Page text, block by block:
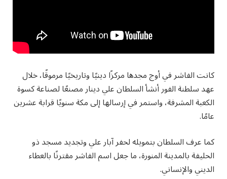
كانت الفاشر في أوج مجدها مركزًا دينيًا وتاريخيًا مرموقًا، خلال
عهد سلطنة الفور أنشأ السلطان علي دينار مصنعًا لصناعة كسوة
الكعبة المشرفة، واستمر في إرسالها إلى مكة سنويًا قرابة عشرين
عامًا.
كما عرف السلطان بتمويله لحفر آبار علي وتجديد مسجد ذو
الحليفة بالمدينة المنورة، ما جعل اسم الفاشر مقترنًا بالعطاء
الديني والإنساني.